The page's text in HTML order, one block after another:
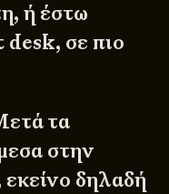
ή έστω
desk, σε πιο
τα
στην
δηλαδή